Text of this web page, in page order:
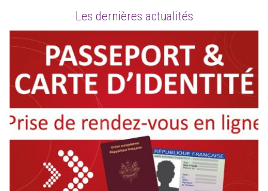
Les dernières actualités